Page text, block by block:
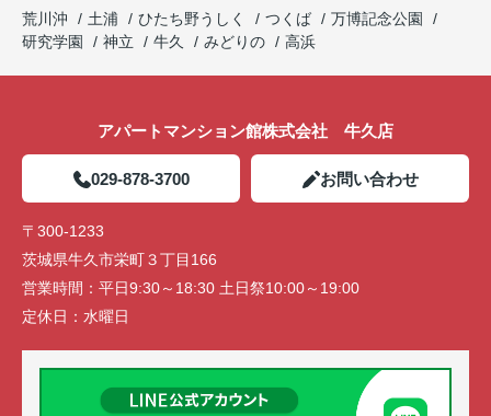
荒川沖
土浦 ひたち野うしく つくば
万博記念公園
研究学園
神立 牛久 みどりの 高浜
アパートマンション館株式会社 牛久店
029-878-3700 お問い合わせ
〒300-1233
茨城県牛久市栄町３丁目166
営業時間： 平日9:30～18:30 土日祭10:00～19:00
定休日： 水曜日